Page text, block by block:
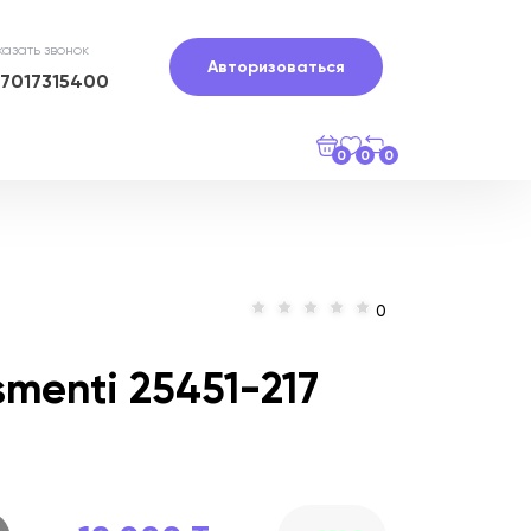
звонок
Авторизоваться
0 0 0
0
25451-217